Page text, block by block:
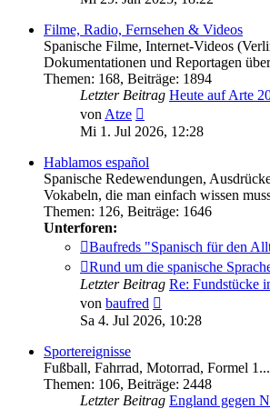
Filme, Radio, Fernsehen & Videos
Spanische Filme, Internet-Videos
Dokumentationen und Reportagen
Themen: 168, Beiträge: 1894
Letzter Beitrag Heute auf Arte
von Atze
Beitrag
Mi 1. Jul 2026, 12:28
Hablamos español
Spanische Redewendungen,
Vokabeln, die man einfach wissen
Themen: 126, Beiträge: 1646
Unterforen:
Baufreds "Spanisch für den
Rund um die spanische
Letzter Beitrag Re: Fundstücke
von baufred
Beitrag
Sa 4. Jul 2026, 10:28
Sportereignisse
Fußball, Fahrrad, Motorrad, Formel 1...
Themen: 106, Beiträge: 2448
Letzter Beitrag England gegen